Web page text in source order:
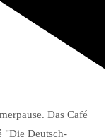
Das Café
"Die Deutsch-